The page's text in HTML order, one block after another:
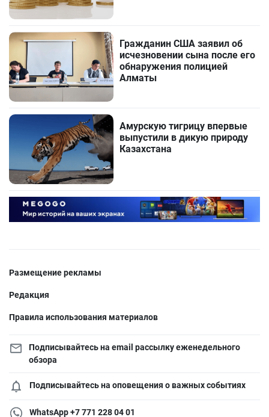
Гражданин США заявил об
исчезновении сына после его
обнаружения полицией
Алматы
Амурскую тигрицу впервые
выпустили в дикую природу
Казахстана
Размещение рекламы
Редакция
Правила использования материалов
Подписывайтесь на email рассылку еженедельного
обзора
Подписывайтесь на оповещения о важных событиях
WhatsApp +7 771 228 04 01